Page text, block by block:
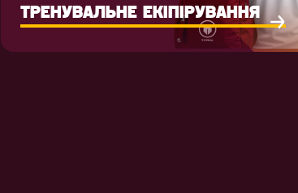
ТРЕНУВАЛЬНЕ ЕКІПІРУВАННЯ